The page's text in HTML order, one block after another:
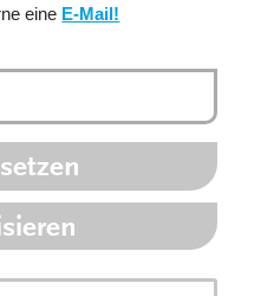
eine E-Mail!